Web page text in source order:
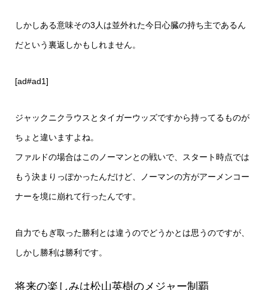
しかしある意味その3人は並外れた今日心臓の持ち主であるん
だという裏返しかもしれません。
[ad#ad1]
ジャックニクラウスとタイガーウッズですから持ってるものが
ちょと違いますよね。
ファルドの場合はこのノーマンとの戦いで、スタート時点では
もう決まりっぽかったんだけど、ノーマンの方がアーメンコー
ナーを境に崩れて行ったんです。
自力でもぎ取った勝利とは違うのでどうかとは思うのですが、
しかし勝利は勝利です。
将来の楽しみは松山英樹のメジャー制覇